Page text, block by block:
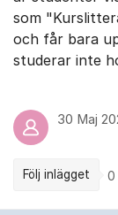
som
och får bara
studerar inte
30 Maj
Följ inlägget 0